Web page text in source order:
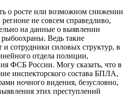
о росте или возможном снижении
не совсем справедливо,
на данные о выявлении
Ведь такие
и сотрудники силовых структур, в
отдела полиции,
ФСБ России. Могу сказать, что в
инспекторского состава БПЛА,
ночного видения, безусловно,
этих преступлений